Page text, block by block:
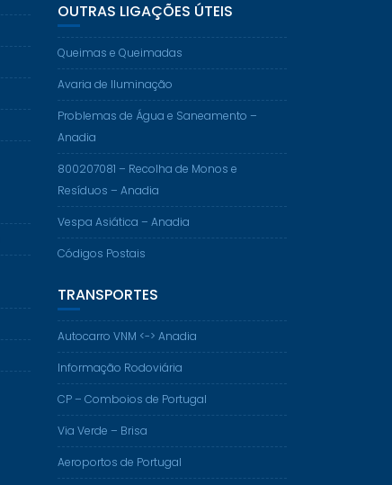
OUTRAS LIGAÇÕES ÚTEIS
Queimas e Queimadas
Avaria de Iluminação
Problemas de Água e Saneamento –
Anadia
800207081 – Recolha de Monos e
Resíduos – Anadia
Vespa Asiática – Anadia
Códigos Postais
TRANSPORTES
Autocarro VNM <-> Anadia
Informação Rodoviária
CP – Comboios de Portugal
Via Verde – Brisa
Aeroportos de Portugal